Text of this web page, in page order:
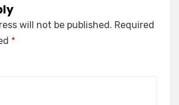
will not be published. Required
*